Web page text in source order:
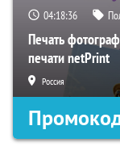
04:18:35
Печать
печати netPrint
Россия